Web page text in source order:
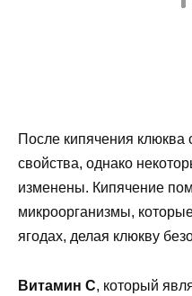
После кипячения клюква
свойства, однако
изменены. Кипячение
микроорганизмы,
ягодах, делая клюкву
Витамин С, который